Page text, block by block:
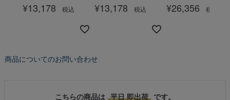
¥13,178 税込 ¥13,178 税込 ¥26,356 税込
商品についてのお問い合わせ
こちらの商品は 平日 即出荷 です。